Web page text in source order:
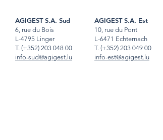
AGIGEST S.A. Sud
6, rue du Bois
L-4795 Linger
T. (+352) 203 048 00
info-sud@agigest.lu
AGIGEST S.A. Est
10, rue du Pont
L-6471 Echternach
T. (+352) 203 049 00
info-est@agigest.lu